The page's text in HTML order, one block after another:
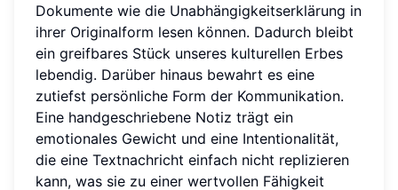
Dokumente wie die Unabhängigkeitserklärung in
ihrer Originalform lesen können. Dadurch bleibt
ein greifbares Stück unseres kulturellen Erbes
lebendig. Darüber hinaus bewahrt es eine
zutiefst persönliche Form der Kommunikation.
Eine handgeschriebene Notiz trägt ein
emotionales Gewicht und eine Intentionalität,
die eine Textnachricht einfach nicht replizieren
kann, was sie zu einer wertvollen Fähigkeit